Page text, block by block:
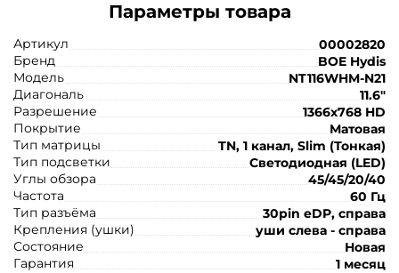
Параметры товара
Артикул
00002820
Бренд
BOE Hydis
Модель
NT116WHM-N21
Диагональ
11.6"
Разрешение
1366x768 HD
Покрытие
Матовая
Тип матрицы
TN, 1 канал, Slim (Тонкая)
Тип подсветки
Светодиодная (LED)
Углы обзора
45/45/20/40
Частота
60 Гц
Тип разъёма
30pin eDP, справа
Крепления (ушки)
уши слева - справа
Состояние
Новая
Гарантия
1 месяц